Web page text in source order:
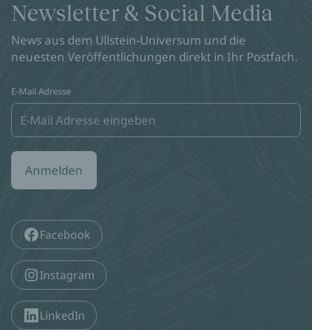
Newsletter & Social Media
News aus dem Ullstein-Universum und die
neuesten Veröffentlichungen direkt in Ihr Postfach.
E-Mail Adresse
Anmelden
Facebook
Instagram
LinkedIn